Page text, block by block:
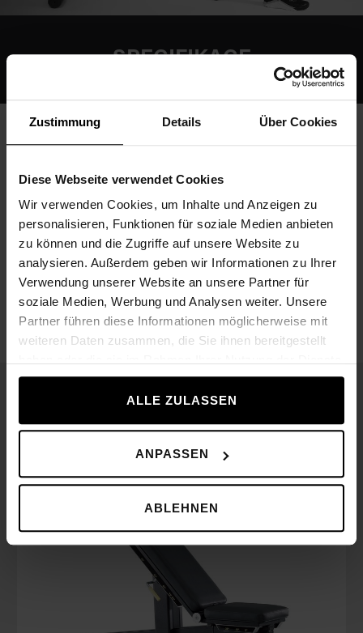
Zustimmung Details Über Cookies
Diese Webseite verwendet Cookies
Wir verwenden Cookies, um Inhalte und Anzeigen zu
personalisieren, Funktionen für soziale Medien anbieten
zu können und die Zugriffe auf unsere Website zu
analysieren. Außerdem geben wir Informationen zu Ihrer
Verwendung unserer Website an unsere Partner für
soziale Medien, Werbung und Analysen weiter. Unsere
Partner führen diese Informationen möglicherweise mit
weiteren Daten zusammen, die Sie ihnen bereitgestellt
gesammelt haben.
ALLE ZULASSEN
ANPASSEN
ABLEHNEN
SPECIFIKACE
Rozměry (Š x D x V) 1198 x 697 x 1312 mm
Hmotnost 59 kg